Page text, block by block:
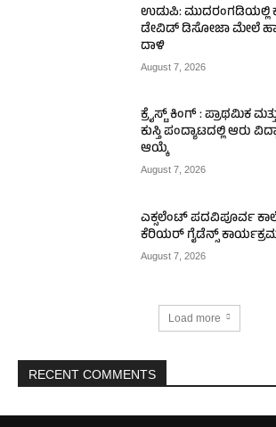
ಉಡುಪಿ: ಮುದರಂಗಡಿಯಲ್ಲಿ
ಡೇವಿಡ್ ಡಿಸೋಜಾ ಮೇಲೆ
ದಾಳಿ
August 7, 2026
ಕ್ರೈಸ್ಟ್ ಕಿಂಗ್ : ಪ್ರಾಥಮಿಕ
ಕುಸ್ತಿ ಪಂದ್ಯಾಟದಲ್ಲಿ ಆರು
ಆಯ್ಕೆ
August 7, 2026
ಎಕ್ಸಲೆಂಟ್ ಪದವಿಪೂರ್ವ
ಕೆರಿಯರ್ ಗೈಡೆನ್ಸ್
August 7, 2026
Load more
RECENT COMMENTS